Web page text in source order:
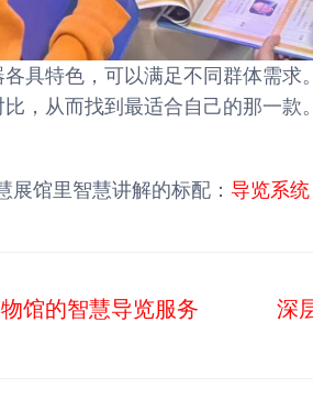
具特色，可以满足不同群体需
，从而找到最适合自己的那一款。
展馆里智慧讲解的标配： 导览系统
馆的智慧导览服务
深